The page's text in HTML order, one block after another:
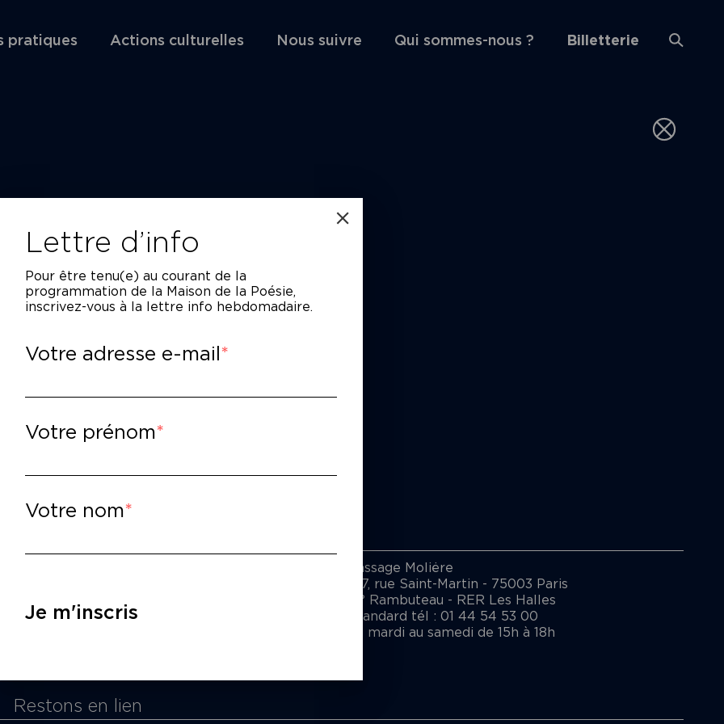
pratiques Actions culturelles Nous suivre Qui sommes-nous ? Billetterie
Contact presse
Passage Moliėre
157, rue Saint-Martin - 75003 Paris
M° Rambuteau - RER Les Halles
Standard tél : 01 44 54 53 00
du mardi au samedi de 15h à 18h
Restons en lien
Lettre d’info
Pour être tenu(e) au courant de la
programmation de la Maison de la Poésie,
inscrivez-vous à la lettre info hebdomadaire.
Votre adresse e-mail
Votre prénom
Votre nom
Je m'inscris